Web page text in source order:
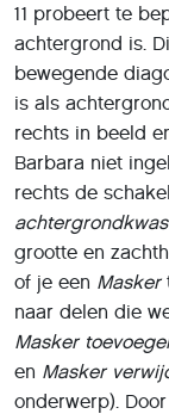
11 probeert te
achtergrond is.
bewegende
is als
rechts in beeld
Barbara niet
rechts de
grootte en
of je een Masker
naar delen die
Masker
en Masker
onderwerp).